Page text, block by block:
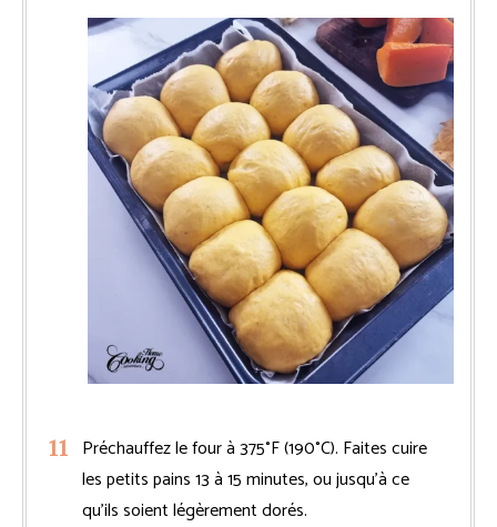
Préchauffez le four à 375°F (190°C). Faites cuire
les petits pains 13 à 15 minutes, ou jusqu’à ce
qu’ils soient légèrement dorés.